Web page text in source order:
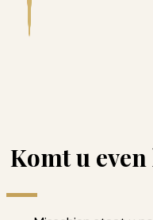
Komt u